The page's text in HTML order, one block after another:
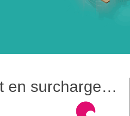
en surcharge…